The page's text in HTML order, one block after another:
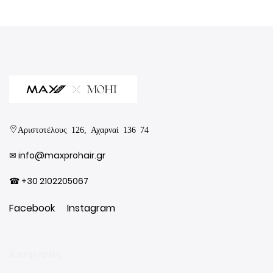
Αριστοτέλους 126, Αχαρναί 136 74
✉︎ info@maxprohair.gr
☎ +30 2102205067
Facebook Instagram